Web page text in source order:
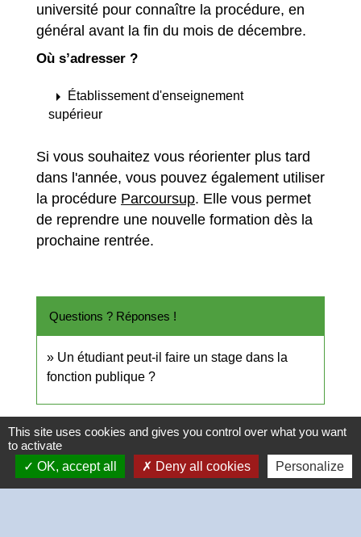
université pour connaître la procédure, en
général avant la fin du mois de décembre.
Où s’adresser ?
arrow_right
Établissement d'enseignement
supérieur
Si vous souhaitez vous réorienter plus tard
dans l'année, vous pouvez également utiliser
la procédure Parcoursup. Elle vous permet
de reprendre une nouvelle formation dès la
prochaine rentrée.
Questions ? Réponses !
Un étudiant peut-il faire un stage dans la
fonction publique ?
Signaler une erreur sur cette page
This site uses cookies and gives you control over what you want
to activate
OK, accept all
Deny all cookies Personalize